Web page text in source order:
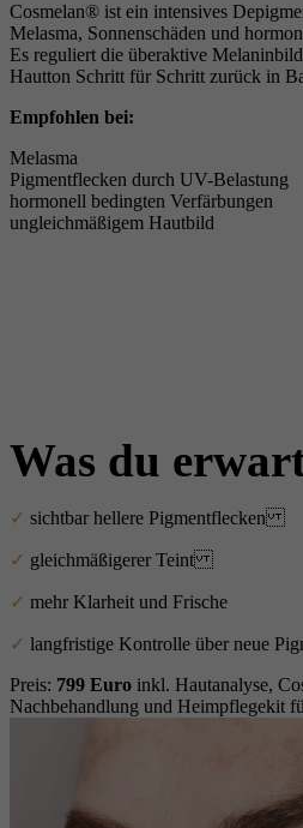
Cosmelan® ist ein intensives
Melasma, Sonnenschäden und
Es reguliert die überaktive
Hautton Schritt für Schritt zurück in
Empfohlen bei:
Melasma
Pigmentflecken durch UV-Belastung
hormonell bedingten Verfärbungen
ungleichmäßigem Hautbild
Was du
✓ sichtbar hellere Pigmentflecken
✓ gleichmäßigerer Teint
✓ mehr Klarheit und Frische
✓ langfristige Kontrolle über neue
Preis: 799 Euro inkl. Hautanalyse,
Nachbehandlung und Heimpflegekit